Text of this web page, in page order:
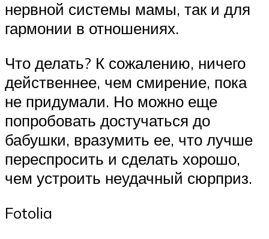
нервной системы мамы, так и для
гармонии в отношениях.
Что делать? К сожалению, ничего
действеннее, чем смирение, пока
не придумали. Но можно еще
попробовать достучаться до
бабушки, вразумить ее, что лучше
переспросить и сделать хорошо,
чем устроить неудачный сюрприз.
Fotolia